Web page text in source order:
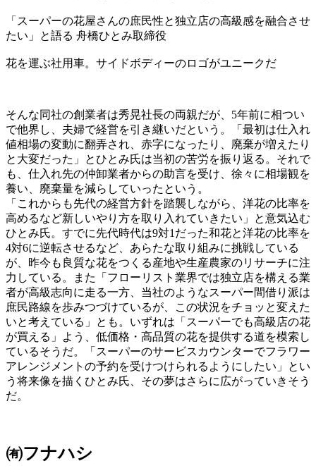
「スーパーの花屋さんの庶民性と独立店の高級感を融合させ
たい」と語る 舟橋ひとみ取締役
花を運ぶ社用車。サイドボディーのロゴがユニークだ
そんな同社の創業者は秀晃社長の両親だが、5年前に相つい
で他界し、夫婦で経営を引き継いだという。「最初は仕入れ
値相場の変動に翻弄され、赤字になったり、廃棄が増えたり
と大変だった」とひとみ氏は当初の苦労を振り返る。それで
も、仕入れ先の仲卸業者からの助言を受け、徐々に相場観を
養い、廃棄量を減らしていったという。
「これからも先代の経営方針を踏襲しながら、洋花の比率を
高めるなど新しいやり方を取り入れていきたい」と意気込む
ひとみ氏。すでに先代時代は9対1だった和花と洋花の比率を
4対6に逆転させるなど、あらたな取り組みに挑戦している
が、昨今も良質な花をつくる産地や生産農家のリサーチに注
力している。また「フローリスト業界では独立店を構える業
者が高級志向に走る一方、当社のようなスーパー間借り派は
庶民路線を歩みつづけているが、この状況をチョッと変えた
いと考えている」とも。いずれは「スーパーでも高級店の花
が買える」よう、低価格・高品質の花を提供する道を模索し
ているそうだ。「スーパーのサービスカウンターでフラワー
アレンジメントの予約を受けつけられるようにしたい」とい
う将来像を描くひとみ氏、その夢はさらに広がっていきそう
だ。
㈲フナハシ